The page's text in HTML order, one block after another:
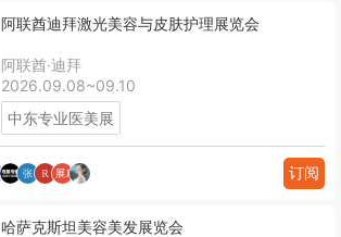
阿联酋迪拜激光美容与皮肤护理展览会
阿联酋·迪拜
2026.09.08~09.10
中东专业医美展
订阅
哈萨克斯坦美容美发展览会